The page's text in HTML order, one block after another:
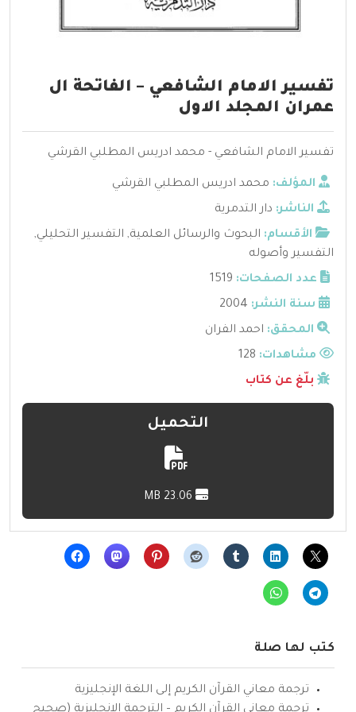
تفسير الامام الشافعي – الفاتحة ال
عمران المجلد الاول
تفسير الامام الشافعي - محمد ادريس المطلبي القرشي
المؤلف: محمد ادريس المطلبي القرشي
الناشر: دار التدمرية
الأقسام: البحوث والرسائل العلمية, التفسير التحليلي,
التفسير وأصوله
عدد الصفحات: 1519
سنة النشر: 2004
المحقق: احمد الفران
مشاهدات:
بلّغ عن كتاب
التحميل
كتب لها صلة
ترجمة معاني القرآن الكريم إلى اللغة الإنجليزية